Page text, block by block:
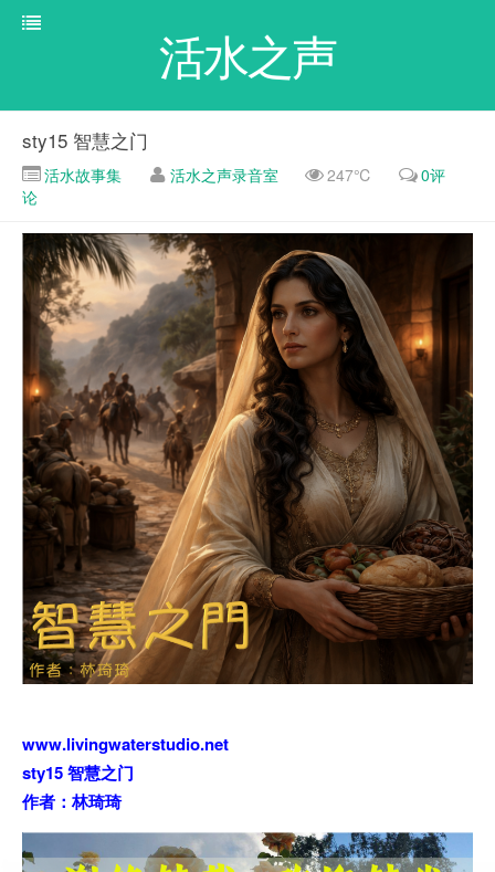
活水之声
sty15 智慧之门
活水故事集 活水之声录音室 247℃
0评
论
www.livingwaterstudio.net
sty15 智慧之门
作者：林琦琦